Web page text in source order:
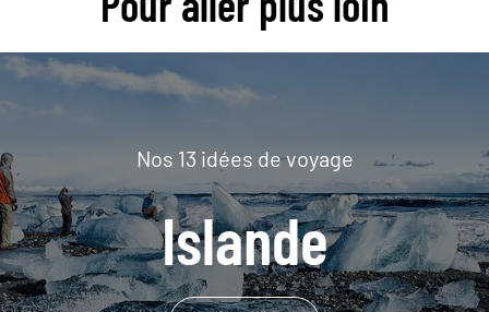
Nos 13 idées de voyage
Islande